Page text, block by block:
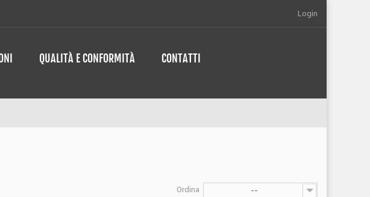
Login
QUALITÀ E CONFORMITÀ CONTATTI
Ordina --